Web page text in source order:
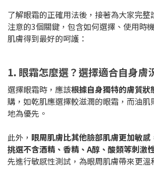
了解眼霜的正確用法後，接著為大家完整
注意的3個關鍵，包含如何選擇、使用時
肌膚得到最好的呵護：
1. 眼霜怎麼選？選擇適合自身膚
選擇眼霜時，應該根據自身獨特的膚質狀
購，如乾肌應選擇較滋潤的眼霜，而油肌
地為優先。
此外， 眼周肌膚比其他臉部肌膚更加敏
挑選不含酒精、香精、A醇、酸類等刺激
先進行敏感性測試，為眼周肌膚帶來更溫